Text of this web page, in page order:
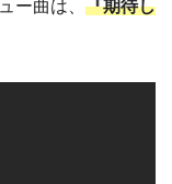
ー曲は、 『期待し